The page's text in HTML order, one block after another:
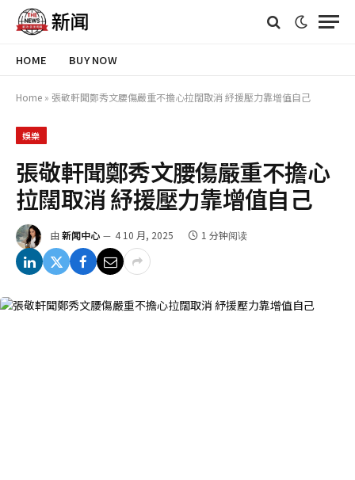
HOME BUY NOW
Home » 張敬軒聞鄭秀文腰傷嚴重不擔心拉闊取消 紓援壓力靠增值自己
娛樂
張敬軒聞鄭秀文腰傷嚴重不擔心
拉闊取消 紓援壓力靠增值自己
由 新闻中心 4 10 月, 2025 1 分钟阅读